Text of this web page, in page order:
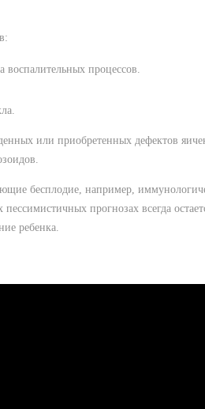
процессов.
или приобретенных дефектов
бесплодие, например,
прогнозах всегда
ребенка.